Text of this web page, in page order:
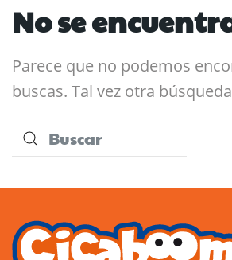
No se
Parece que no podemos
buscas. Tal vez otra